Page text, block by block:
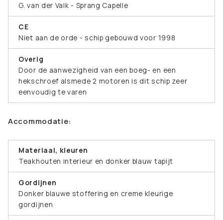
G. van der Valk - Sprang Capelle
CE
Niet aan de orde - schip gebouwd voor 1998
Overig
Door de aanwezigheid van een boeg- en een
hekschroef alsmede 2 motoren is dit schip zeer
eenvoudig te varen
Accommodatie:
Materiaal, kleuren
Teakhouten interieur en donker blauw tapijt
Gordijnen
Donker blauwe stoffering en creme kleurige
gordijnen